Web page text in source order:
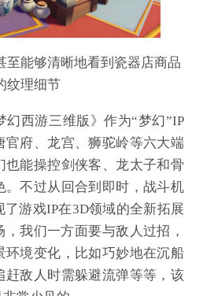
能够清晰地看到瓷器店商品
纹理细节
西游三维版》作为“梦幻”IP
官府、龙宫、狮驼岭等六大端
也能操控剑侠客、龙太子和骨
。不过从回合到即时，战斗机
游戏IP在3D领域的全新拓展
我们一方面要与敌人过招，
环境变化，比如巧妙地在沉船
赶敌人时需躲避流弹等等，该